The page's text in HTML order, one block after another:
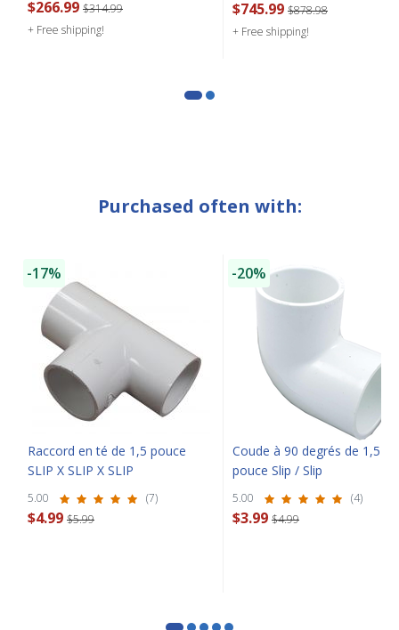
$266.99 $314.99
+ Free shipping!
$745.99 $878.98
+ Free shipping!
Purchased often with:
-17%
Raccord en té de 1,5 pouce
SLIP X SLIP X SLIP
5.00 (7)
$4.99 $5.99
-20%
Coude à 90 degrés de 1,5
pouce Slip / Slip
5.00 (4)
$3.99 $4.99